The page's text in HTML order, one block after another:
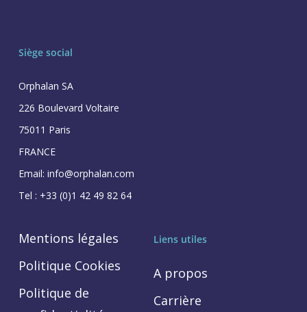
Siège social
Orphalan SA
226 Boulevard Voltaire
75011 Paris
FRANCE
Email: info@orphalan.com
Tel : +33 (0)1 42 49 82 64
Mentions légales
Politique Cookies
Politique de
Liens utiles
A propos
Carrière